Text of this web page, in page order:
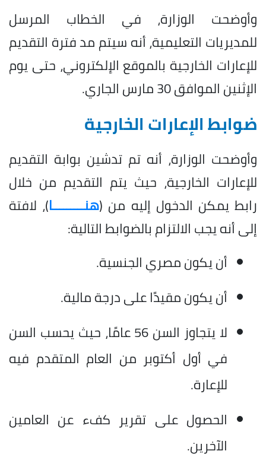
وأوضحت الوزارة، في الخطاب المرسل
للمديريات التعليمية، أنه سيتم مد فترة التقديم
للإعارات الخارجية بالموقع الإلكتروني، حتى يوم
الإثنين الموافق 30 مارس الجاري.
ضوابط الإعارات الخارجية
وأوضحت الوزارة، أنه تم تدشين بوابة التقديم
للإعارات الخارجية، حيث يتم التقديم من خلال
رابط يمكن الدخول إليه من (هنـــــــــا)، لافتة
إلى أنه يجب الالتزام بالضوابط التالية:
أن يكون مصري الجنسية.
أن يكون مقيدًا على درجة مالية.
لا يتجاوز السن 56 عامًا، حيث يحسب السن
في أول أكتوبر من العام المتقدم فيه
للإعارة.
الحصول على تقرير كفء عن العامين
الآخرين.